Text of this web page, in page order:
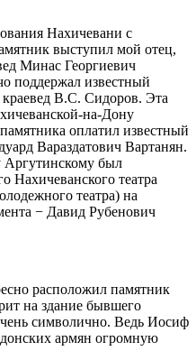
Нахичевани с
выступил мой отец,
Минас Георгиевич
поддержал известный
краевед В.С. Сидоров. Эта
на-Дону
оплатил известный
Вараздатович Вартанян.
был
Нахичеванского театра
театра) на
− Давид Рубенович
расположил памятник
на здание бывшего
символично. Ведь Иосиф
армян огромную